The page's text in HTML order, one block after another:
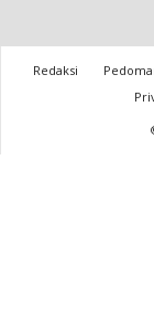
Redaksi